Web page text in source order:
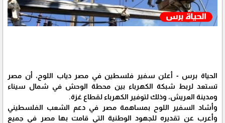
الحياة برس - أعلن سفير فلسطين في مصر دياب اللوح، أن مصر
تستعد لربط شبكة الكهرباء بين محطة الوحش في شمال سيناء
ومدينة العريش، وذلك لتوفير الكهرباء لقطاع غزة.
وأشاد السفير اللوح بمساهمة مصر في دعم الشعب الفلسطيني
وأعرب عن تقديره للجهود الوطنية التي قامت بها مصر في جميع